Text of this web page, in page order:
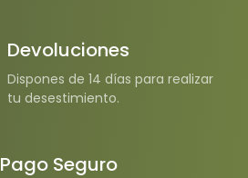
Devoluciones
Dispones de 14 días para realizar
tu desestimiento.
Pago Seguro